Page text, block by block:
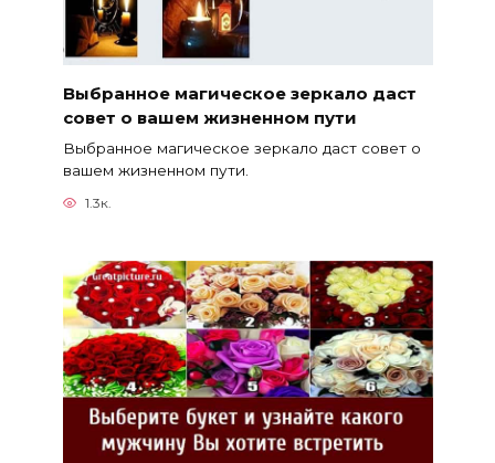
Выбранное магическое зеркало даст
совет о вашем жизненном пути
Выбранное магическое зеркало даст совет о
вашем жизненном пути.
1.3к.